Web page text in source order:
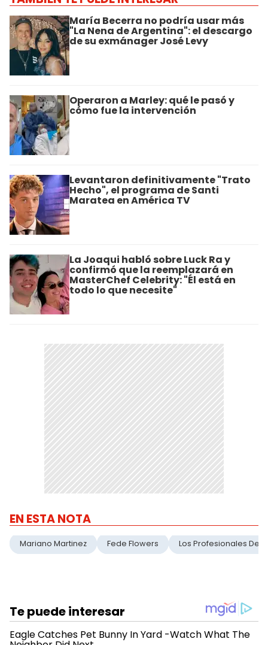
María Becerra no podría usar más
"La Nena de Argentina": el descargo
de su exmánager José Levy
Operaron a Marley: qué le pasó y
cómo fue la intervención
Levantaron definitivamente "Trato
Hecho", el programa de Santi
Maratea en América TV
La Joaqui habló sobre Luck Ra y
confirmó que la reemplazará en
MasterChef Celebrity: "Él está en
todo lo que necesite"
EN ESTA NOTA
Mariano Martinez Fede Flowers Los Profesionales De